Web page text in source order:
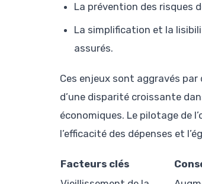
La prévention des risques
La simplification et la
assurés.
Ces enjeux sont aggravés
d’une disparité croissante
économiques. Le pilotage de
l’efficacité des dépenses et
Facteurs clés